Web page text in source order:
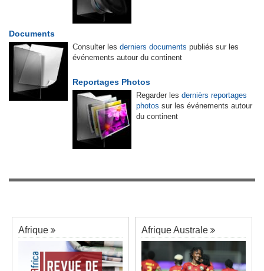
Documents
Consulter les derniers documents publiés sur les
événements autour du continent
Reportages Photos
Regarder les dernièrs reportages
photos sur les événements autour
du continent
Afrique Afrique Australe